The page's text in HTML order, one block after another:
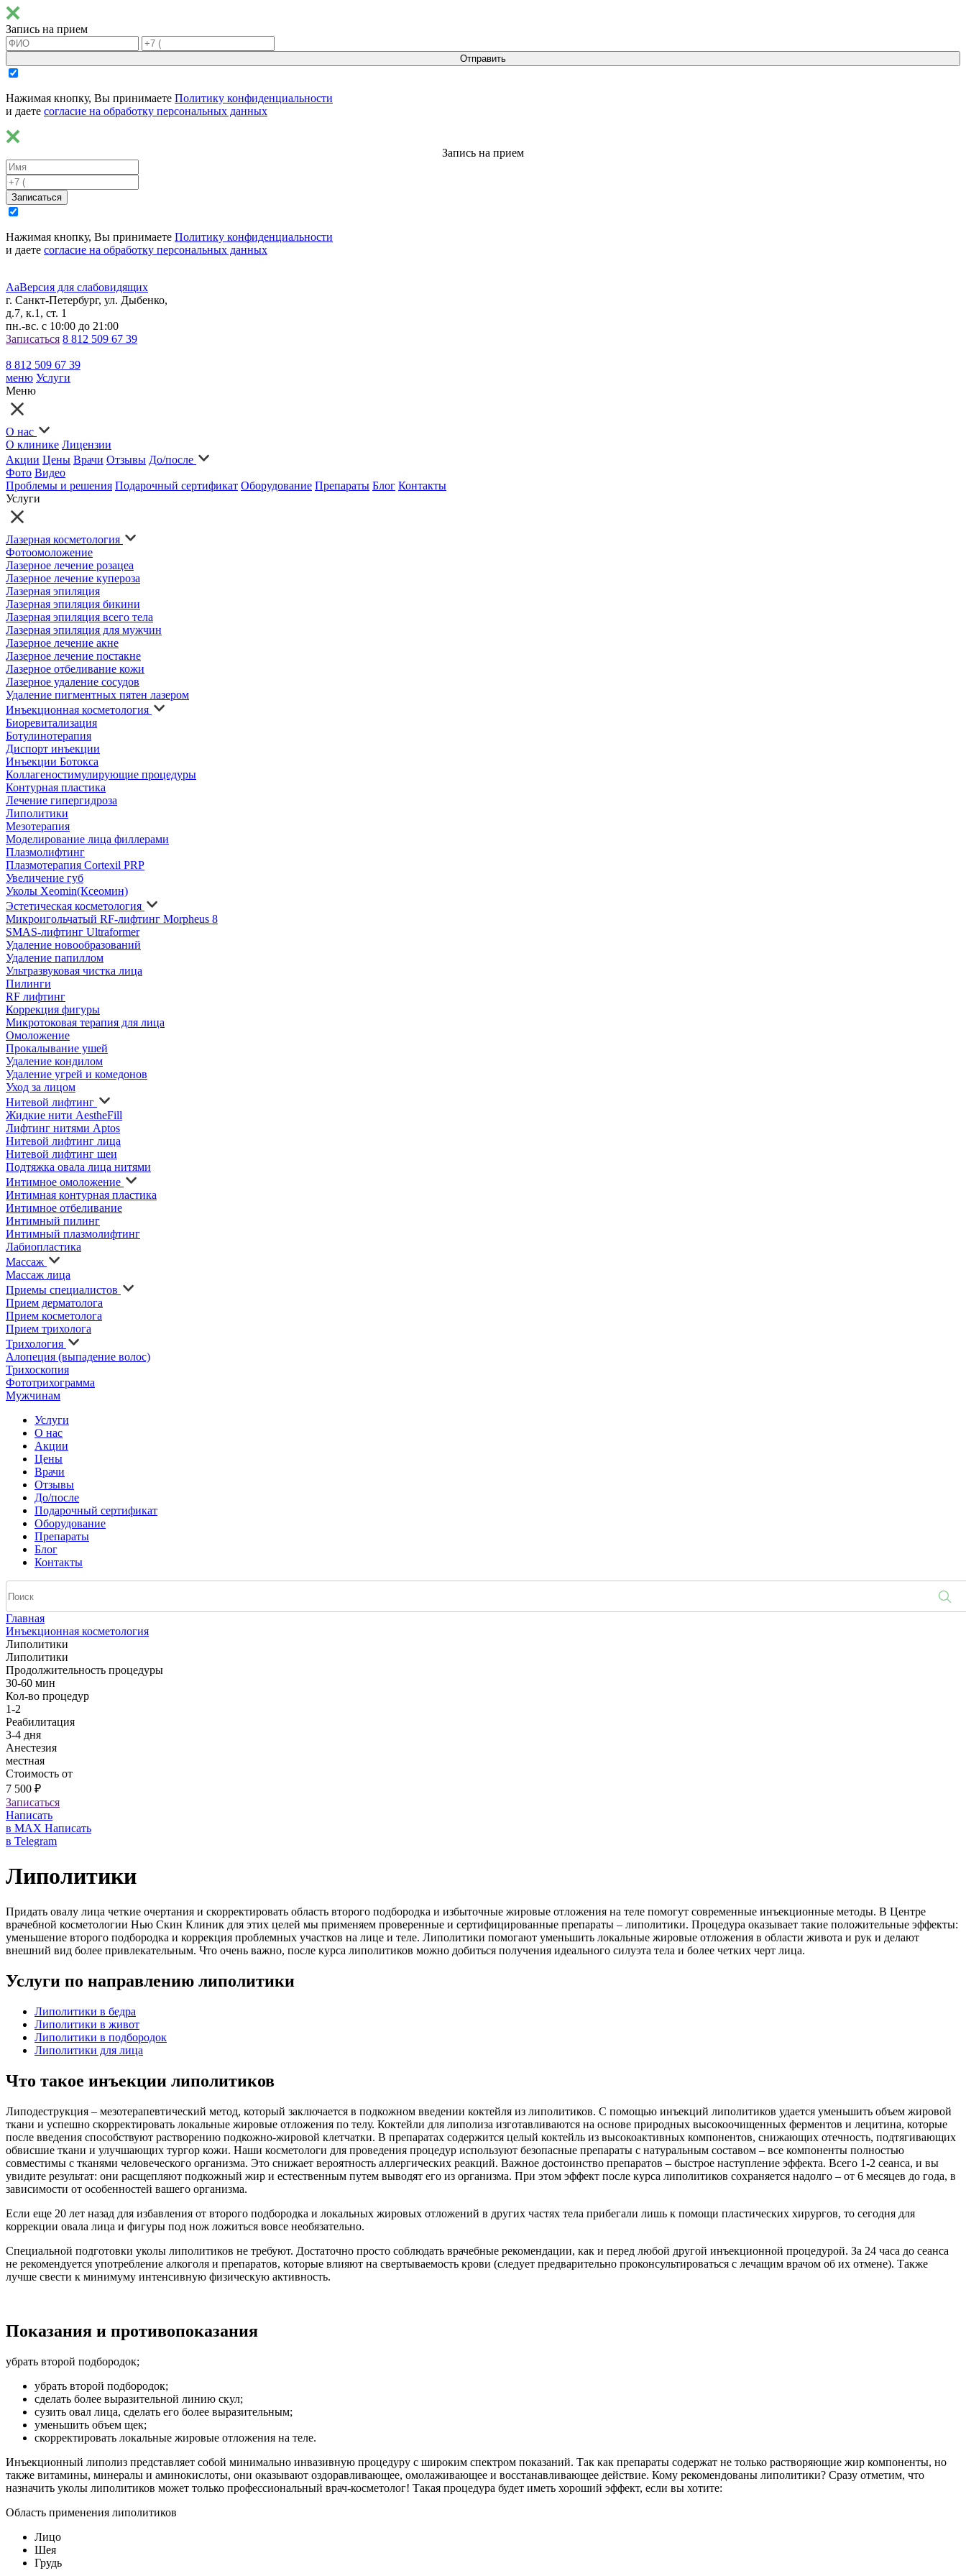
Запись на прием
Отправить
Нажимая кнопку, Вы принимаете Политику конфиденциальности
и даете согласие на обработку персональных данных
Запись на прием
Записаться
Нажимая кнопку, Вы принимаете Политику конфиденциальности
и даете согласие на обработку персональных данных
AaВерсия для слабовидящих
г. Санкт-Петербург, ул. Дыбенко,
д.7, к.1, ст. 1
пн.-вс. с 10:00 до 21:00
Записаться 8 812 509 67 39
8 812 509 67 39
меню Услуги
Меню
О нас
О клинике Лицензии
Акции Цены Врачи Отзывы До/после
Фото Видео
Проблемы и решения Подарочный сертификат Оборудование Препараты Блог Контакты
Услуги
Лазерная косметология
Фотоомоложение
Лазерное лечение розацеа
Лазерное лечение купероза
Лазерная эпиляция
Лазерная эпиляция бикини
Лазерная эпиляция всего тела
Лазерная эпиляция для мужчин
Лазерное лечение акне
Лазерное лечение постакне
Лазерное отбеливание кожи
Лазерное удаление сосудов
Удаление пигментных пятен лазером
Инъекционная косметология
Биоревитализация
Ботулинотерапия
Диспорт инъекции
Инъекции Ботокса
Коллагеностимулирующие процедуры
Контурная пластика
Лечение гипергидроза
Липолитики
Мезотерапия
Моделирование лица филлерами
Плазмолифтинг
Плазмотерапия Cortexil PRP
Увеличение губ
Уколы Xeomin(Ксеомин)
Эстетическая косметология
Микроигольчатый RF-лифтинг Morpheus 8
SMAS-лифтинг Ultraformer
Удаление новообразований
Удаление папиллом
Ультразвуковая чистка лица
Пилинги
RF лифтинг
Коррекция фигуры
Микротоковая терапия для лица
Омоложение
Прокалывание ушей
Удаление кондилом
Удаление угрей и комедонов
Уход за лицом
Нитевой лифтинг
Жидкие нити AestheFill
Лифтинг нитями Aptos
Нитевой лифтинг лица
Нитевой лифтинг шеи
Подтяжка овала лица нитями
Интимное омоложение
Интимная контурная пластика
Интимное отбеливание
Интимный пилинг
Интимный плазмолифтинг
Лабиопластика
Массаж
Массаж лица
Приемы специалистов
Прием дерматолога
Прием косметолога
Прием трихолога
Трихология
Алопеция (выпадение волос)
Трихоскопия
Фототрихограмма
Мужчинам
Услуги
О нас
Акции
Цены
Врачи
Отзывы
До/после
Подарочный сертификат
Оборудование
Препараты
Блог
Контакты
Главная
Инъекционная косметология
Липолитики
Липолитики
Продолжительность процедуры
30-60 мин
Кол-во процедур
1-2
Реабилитация
3-4 дня
Анестезия
местная
Стоимость от
7 500 ₽
Записаться
Написать
в MAX Написать
в Telegram
Липолитики
Придать овалу лица четкие очертания и скорректировать область второго подбородка и избыточные жировые отложения на теле помогут современные инъекционные методы. В Центре
врачебной косметологии Нью Скин Клиник для этих целей мы применяем проверенные и сертифицированные препараты – липолитики. Процедура оказывает такие положительные эффекты:
уменьшение второго подбородка и коррекция проблемных участков на лице и теле. Липолитики помогают уменьшить локальные жировые отложения в области живота и рук и делают
внешний вид более привлекательным. Что очень важно, после курса липолитиков можно добиться получения идеального силуэта тела и более четких черт лица.
Услуги по направлению липолитики
Липолитики в бедра
Липолитики в живот
Липолитики в подбородок
Липолитики для лица
Что такое инъекции липолитиков
Липодеструкция – мезотерапевтический метод, который заключается в подкожном введении коктейля из липолитиков. С помощью инъекций липолитиков удается уменьшить объем жировой
ткани и успешно скорректировать локальные жировые отложения по телу. Коктейли для липолиза изготавливаются на основе природных высокоочищенных ферментов и лецитина, которые
после введения способствуют растворению подкожно-жировой клетчатки. В препаратах содержится целый коктейль из высокоактивных компонентов, снижающих отечность, подтягивающих
обвисшие ткани и улучшающих тургор кожи. Наши косметологи для проведения процедур используют безопасные препараты с натуральным составом – все компоненты полностью
совместимы с тканями человеческого организма. Это снижает вероятность аллергических реакций. Важное достоинство препаратов – быстрое наступление эффекта. Всего 1-2 сеанса, и вы
увидите результат: они расщепляют подкожный жир и естественным путем выводят его из организма. При этом эффект после курса липолитиков сохраняется надолго – от 6 месяцев до года, в
зависимости от особенностей вашего организма.
Если еще 20 лет назад для избавления от второго подбородка и локальных жировых отложений в других частях тела прибегали лишь к помощи пластических хирургов, то сегодня для
коррекции овала лица и фигуры под нож ложиться вовсе необязательно.
Специальной подготовки уколы липолитиков не требуют. Достаточно просто соблюдать врачебные рекомендации, как и перед любой другой инъекционной процедурой. За 24 часа до сеанса
не рекомендуется употребление алкоголя и препаратов, которые влияют на свертываемость крови (следует предварительно проконсультироваться с лечащим врачом об их отмене). Также
лучше свести к минимуму интенсивную физическую активность.
Показания и противопоказания
убрать второй подбородок;
убрать второй подбородок;
сделать более выразительной линию скул;
сузить овал лица, сделать его более выразительным;
уменьшить объем щек;
скорректировать локальные жировые отложения на теле.
Инъекционный липолиз представляет собой минимально инвазивную процедуру с широким спектром показаний. Так как препараты содержат не только растворяющие жир компоненты, но
также витамины, минералы и аминокислоты, они оказывают оздоравливающее, омолаживающее и восстанавливающее действие. Кому рекомендованы липолитики? Сразу отметим, что
назначить уколы липолитиков может только профессиональный врач-косметолог! Такая процедура будет иметь хороший эффект, если вы хотите:
Область применения липолитиков
Лицо
Шея
Грудь